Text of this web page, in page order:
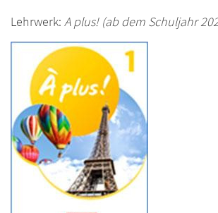
Lehrwerk: A plus! (ab dem Schuljahr